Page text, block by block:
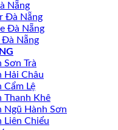
Nẵng
Đà Nẵng
Đà Nẵng
Đà Nẵng
Sơn Trà
Hải Châu
Cẩm Lệ
Thanh Khê
Ngũ Hành Sơn
Liên Chiểu